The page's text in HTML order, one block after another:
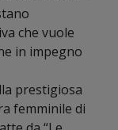
che vuole
in impegno
prestigiosa
femminile di